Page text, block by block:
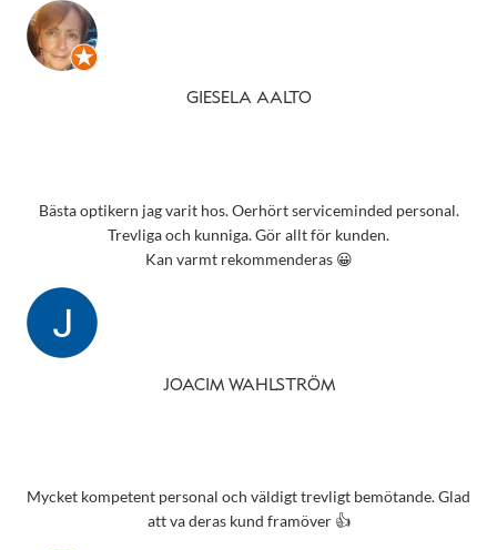
GIESELA AALTO
Bästa optikern jag varit hos. Oerhört serviceminded personal.
Trevliga och kunniga. Gör allt för kunden.
Kan varmt rekommenderas 😀
JOACIM WAHLSTRÖM
Mycket kompetent personal och väldigt trevligt bemötande. Glad
att va deras kund framöver 👍